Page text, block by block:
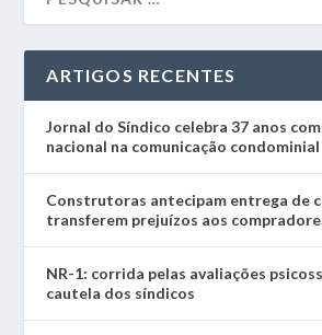
ARTIGOS RECENTES
Jornal do Síndico celebra 37 anos
nacional na comunicação condominial
Construtoras antecipam entrega de
transferem prejuízos aos
NR-1: corrida pelas avaliações
cautela dos síndicos